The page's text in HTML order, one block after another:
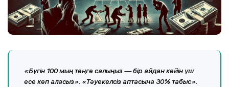
«Бүгін 100 мың теңге салыңыз — бір айдан кейін үш
есе көп аласыз». «Тәуекелсіз аптасына 30% табыс».